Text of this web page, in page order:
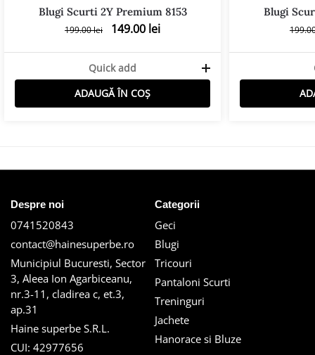
Blugi Scurti 2Y Premium 8153
199.00lei 149.00 lei
Quick add
ADAUGĂ ÎN COȘ
Blugi
Despre noi
0741520843
contact@hainesuperbe.ro
Municipiul Bucuresti, Sector
3, Aleea Ion Agarbiceanu,
nr.3-11, cladirea c, et.3,
ap.31
Haine superbe S.R.L.
CUI: 42977656
Categorii
Geci
Blugi
Tricouri
Pantaloni Scurti
Treninguri
Jachete
Hanorace si Bluze